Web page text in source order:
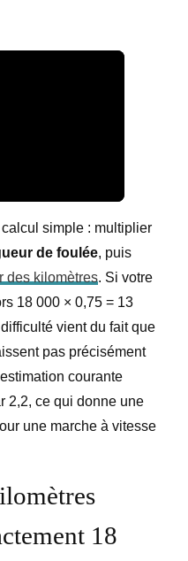
simple : multiplier
de foulée, puis
des kilomètres. Si votre
18 000 × 0,75 = 13
vient du fait que
pas précisément
courante
2,2, ce qui donne une
une marche à vitesse
18